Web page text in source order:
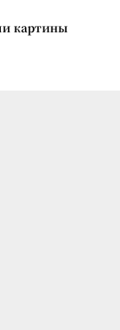
картины